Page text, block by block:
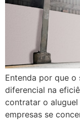
Entenda por que
diferencial na
contratar o
empresas se